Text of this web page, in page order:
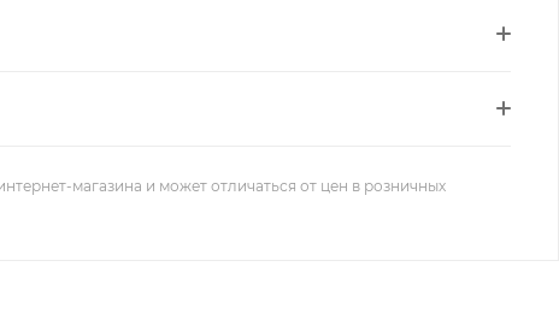
магазина и может отличаться от цен в розничных